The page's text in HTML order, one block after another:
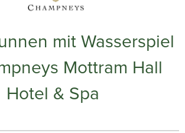
mit Wasserspiel
Mottram Hall
Hotel & Spa